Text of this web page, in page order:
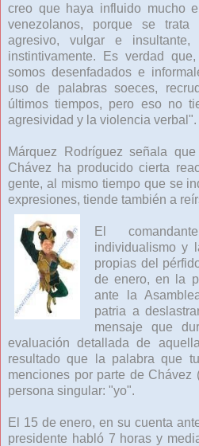
creo que haya influido mucho
venezolanos, porque se
agresivo, vulgar e
instintivamente. Es verdad
somos desenfadados e
uso de palabras soeces,
últimos tiempos, pero eso no
agresividad y la violencia verbal".
Márquez Rodríguez señala
Chávez ha producido cierta
gente, al mismo tiempo que se
expresiones, tiende también a
El
individualismo y
propias del
de enero, en la
ante la
patria a
mensaje que
evaluación detallada de
resultado que la palabra que
menciones por parte de Chávez
persona singular: "yo".
El 15 de enero, en su cuenta
presidente habló 7 horas y